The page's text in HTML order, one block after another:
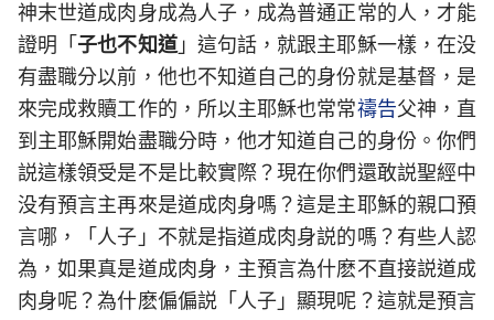
神末世道成肉身成為人子，成為普通正常的人，才能
證明「 子也不知道」這句話，就跟主耶穌一樣，在没
有盡職分以前，他也不知道自己的身份就是基督，是
來完成救贖工作的，所以主耶穌也常常禱告父神，直
到主耶穌開始盡職分時，他才知道自己的身份。你們
説這樣領受是不是比較實際？現在你們還敢説聖經中
没有預言主再來是道成肉身嗎？這是主耶穌的親口預
言哪，「人子」不就是指道成肉身説的嗎？有些人認
為，如果真是道成肉身，主預言為什麽不直接説道成
肉身呢？為什麽偏偏説「人子」顯現呢？這就是預言